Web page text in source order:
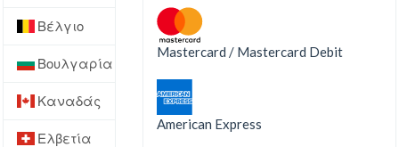
Βέλγιο
Βουλγαρία
Καναδάς
Ελβετία
Mastercard / Mastercard Debit
American Express